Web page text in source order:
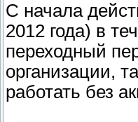
С начала
2012 года) в
переходный
организации,
работать без